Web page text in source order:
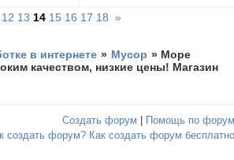
12 13 14 15 16 17 18 »
в интернете » Мусор » Море
качеством, низкие цены! Магазин
Создать форум | Помощь по